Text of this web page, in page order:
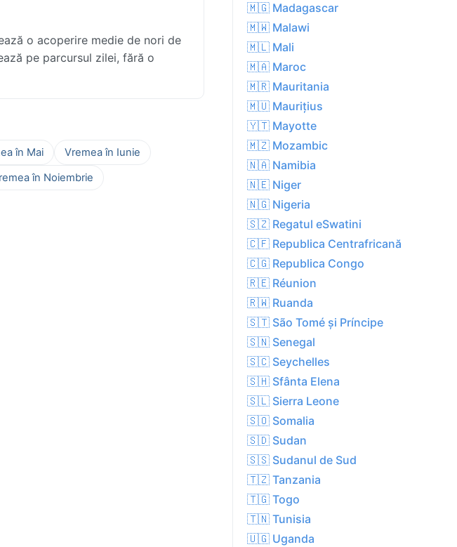
o acoperire medie de nori de
pe parcursul zilei, fără o
în Mai
Vremea în Iunie
în Noiembrie
🇲🇬 Madagascar
🇲🇼 Malawi
🇲🇱 Mali
🇲🇦 Maroc
🇲🇷 Mauritania
🇲🇺 Maurițius
🇾🇹 Mayotte
🇲🇿 Mozambic
🇳🇦 Namibia
🇳🇪 Niger
🇳🇬 Nigeria
🇸🇿 Regatul eSwatini
🇨🇫 Republica Centrafricană
🇨🇬 Republica Congo
🇷🇪 Réunion
🇷🇼 Ruanda
🇸🇹 São Tomé și Príncipe
🇸🇳 Senegal
🇸🇨 Seychelles
🇸🇭 Sfânta Elena
🇸🇱 Sierra Leone
🇸🇴 Somalia
🇸🇩 Sudan
🇸🇸 Sudanul de Sud
🇹🇿 Tanzania
🇹🇬 Togo
🇹🇳 Tunisia
🇺🇬 Uganda